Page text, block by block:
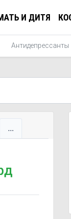
И ДИТЯ
Антидепрессанты
...